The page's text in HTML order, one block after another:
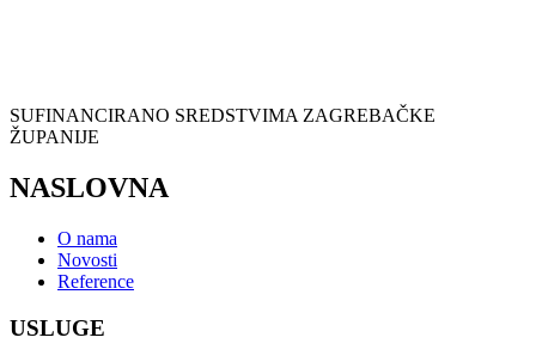
SUFINANCIRANO SREDSTVIMA ZAGREBAČKE
ŽUPANIJE
NASLOVNA
O nama
Novosti
Reference
USLUGE